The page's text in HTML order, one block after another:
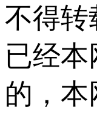
不得转
已经
的，